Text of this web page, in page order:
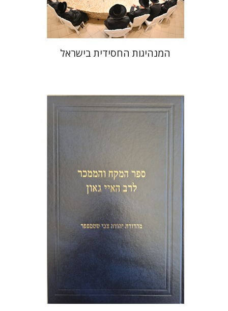
$46
$41
המנהיגות החסידית בישראל
הנחת אתר ספר מודפס
$45